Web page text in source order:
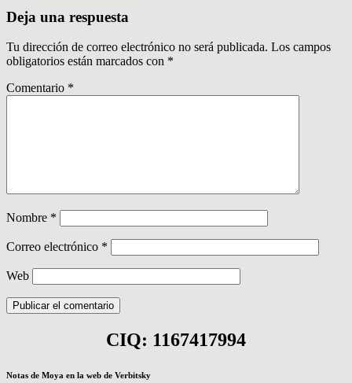
Deja una respuesta
Tu dirección de correo electrónico no será publicada. Los campos
obligatorios están marcados con *
Comentario *
Nombre *
Correo electrónico *
Web
CIQ: 1167417994
Notas de Moya en la web de Verbitsky